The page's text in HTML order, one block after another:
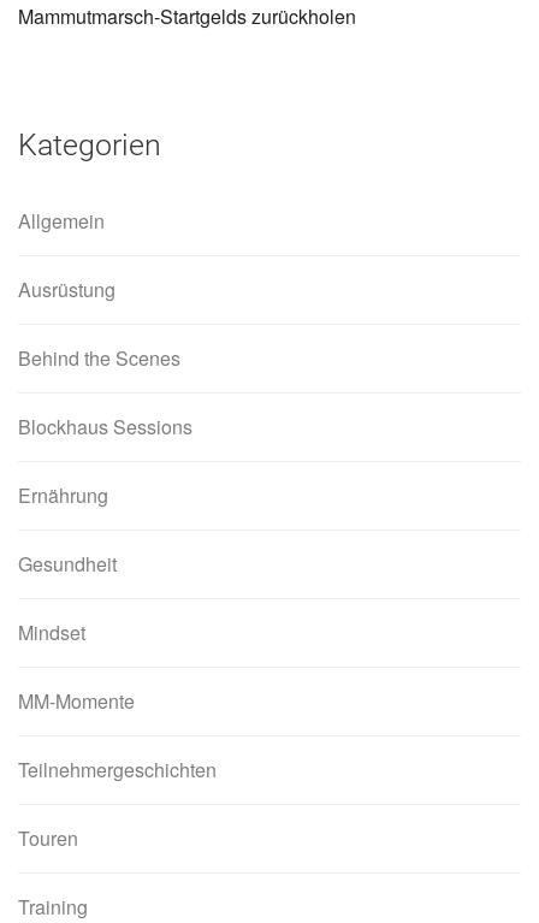
Mammutmarsch-Startgelds zurückholen
Kategorien
Allgemein
Ausrüstung
Behind the Scenes
Blockhaus Sessions
Ernährung
Gesundheit
Mindset
MM-Momente
Teilnehmergeschichten
Touren
Training